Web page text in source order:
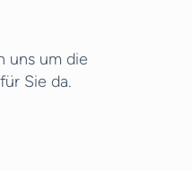
uns um die
Sie da.